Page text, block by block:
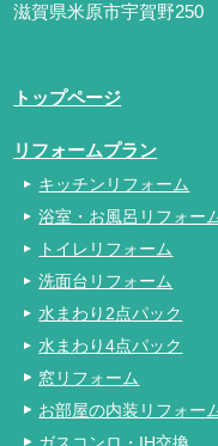
滋賀県米原市宇賀野250
トップページ
リフォームプラン
キッチンリフォーム
浴室・お風呂リフォー
トイレリフォーム
洗面台リフォーム
水まわり2点パック
水まわり4点パック
窓リフォーム
お部屋の内装リフォー
ガスコンロ・IH交換